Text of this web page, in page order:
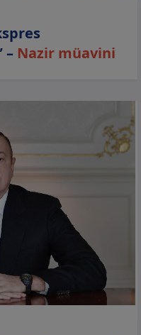
– Nazir müavini